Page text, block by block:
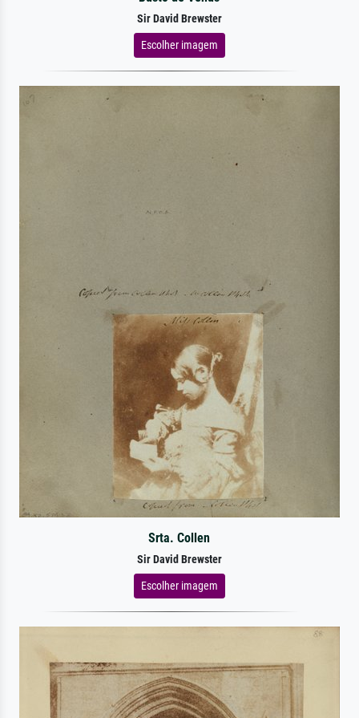
Sir David Brewster
Escolher imagem
Srta. Collen
Sir David Brewster
Escolher imagem